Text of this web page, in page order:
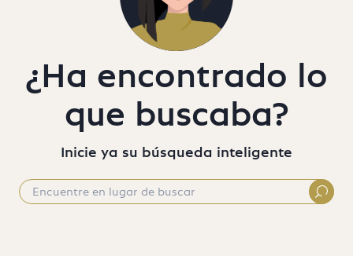
¿Ha encontrado lo
que buscaba?
Inicie ya su búsqueda inteligente